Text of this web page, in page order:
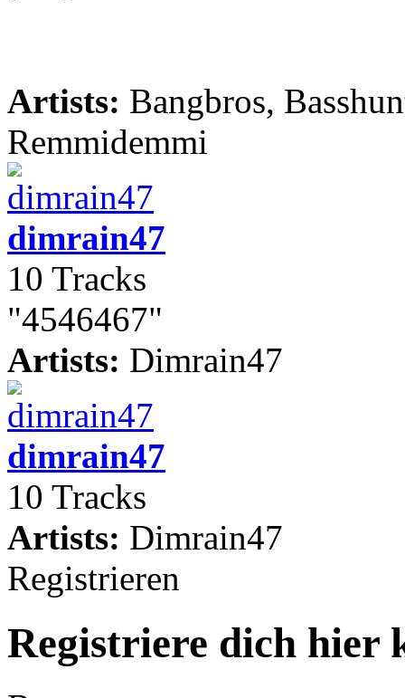
Artists: Bangbros,
Remmidemmi
dimrain47
10 Tracks
"4546467"
Artists: Dimrain47
dimrain47
10 Tracks
Artists: Dimrain47
Registrieren
Registriere dich hier